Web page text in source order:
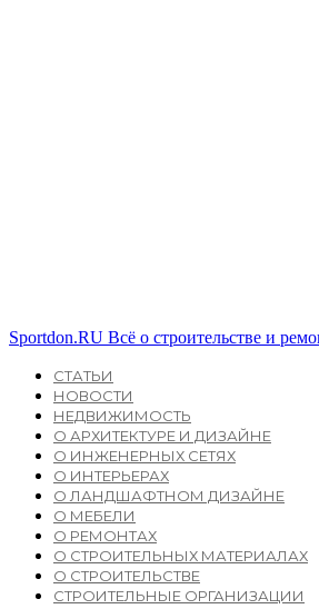
Sportdon.RU Всё о строительстве и
СТАТЬИ
НОВОСТИ
НЕДВИЖИМОСТЬ
О АРХИТЕКТУРЕ И ДИЗАЙНЕ
О ИНЖЕНЕРНЫХ СЕТЯХ
О ИНТЕРЬЕРАХ
О ЛАНДШАФТНОМ ДИЗАЙНЕ
О МЕБЕЛИ
О РЕМОНТАХ
О СТРОИТЕЛЬНЫХ МАТЕРИАЛАХ
О СТРОИТЕЛЬСТВЕ
СТРОИТЕЛЬНЫЕ ОРГАНИЗАЦИИ